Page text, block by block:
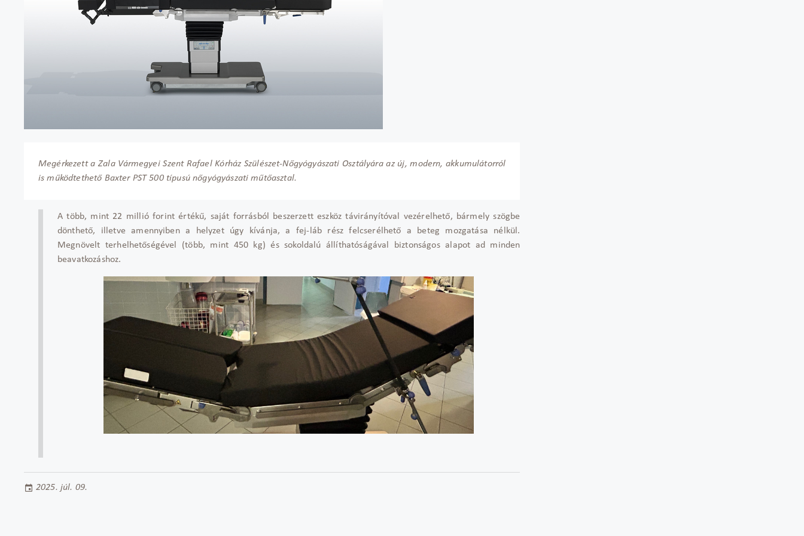
Megérkezett a Zala Vármegyei Szent Rafael Kórház Szülészet-Nőgyógyászati Osztályára az új, modern, akkumulátorról
is működtethető Baxter PST 500 típusú nőgyógyászati műtőasztal.
A több, mint 22 millió forint értékű, saját forrásból beszerzett eszköz távirányítóval vezérelhető, bármely szögbe
dönthető, illetve amennyiben a helyzet úgy kívánja, a fej-láb rész felcserélhető a beteg mozgatása nélkül.
Megnövelt terhelhetőségével (több, mint 450 kg) és sokoldalú állíthatóságával biztonságos alapot ad minden
beavatkozáshoz.
2025. júl. 09.